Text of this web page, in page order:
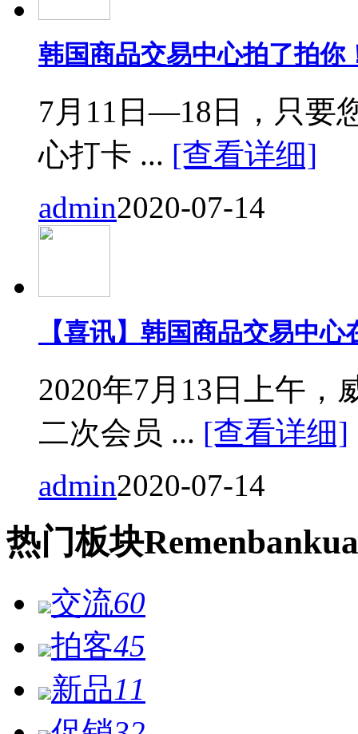
韩国商品交易中心拍了拍你
7月11日—18日，只要
心打卡 ... [查看详细]
admin2020-07-14
【喜讯】韩国商品交易中
2020年7月13日上午，
二次会员 ... [查看详细]
admin2020-07-14
热门板块Remen
交流60
拍客45
新品11